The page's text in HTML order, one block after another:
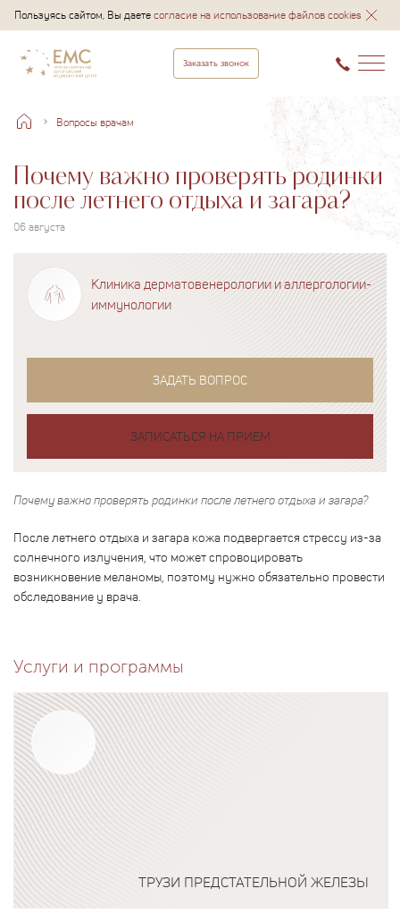
Пользуясь сайтом, Вы даетесогласие на использование файлов cookies
Заказать звонок
Вопросы врачам
Почему важно проверять родинки
после летнего отдыха и загара?
06 августа
Клиника дерматовенерологии и аллергологии-
иммунологии
ЗАДАТЬ ВОПРОС
ЗАПИСАТЬСЯ НА ПРИЕМ
Почему важно проверять родинки после летнего отдыха и загара?
После летнего отдыха и загара кожа подвергается стрессу из-за
солнечного излучения, что может спровоцировать
возникновение меланомы, поэтому нужно обязательно провести
обследование у врача.
Услуги и программы
ТРУЗИ ПРЕДСТАТЕЛЬНОЙ ЖЕЛЕЗЫ